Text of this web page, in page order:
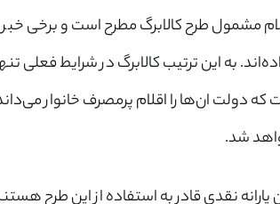
مشمول طرح کالابرگ مطرح است و برخی خبر
به این ترتیب کالابرگ در شرایط فعلی
که دولت ان‌ها را اقلام پرمصرف خانوار
شد.
یارانه نقدی قادر به استفاده از این طرح